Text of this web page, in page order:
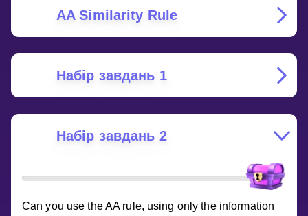
AA Similarity Rule
Набір завдань 1
Набір завдань 2
Can you use the AA rule, using only the information